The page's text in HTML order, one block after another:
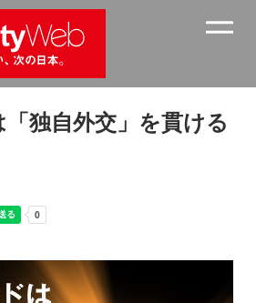
独自外交」を貫ける